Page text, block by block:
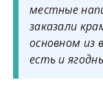
местные
заказали
основном из
есть и